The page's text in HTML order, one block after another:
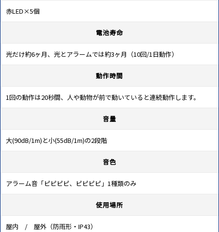
赤LED×5個
電池寿命
光だけ約6ヶ月、光とアラームでは約3ヶ月（10回/1日動作）
動作時間
1回の動作は20秒間、人や動物が前で動いていると連続動作します。
音量
大(90dB/1m)と小(55dB/1m)の2段階
音色
アラーム音「ピピピピ、ピピピピ」1種類のみ
使用場所
屋内 / 屋外（防雨形・IP43）